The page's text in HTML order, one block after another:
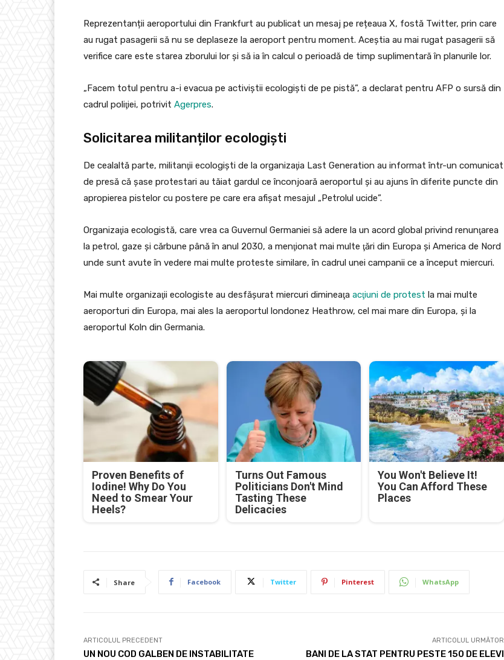
Reprezentanții aeroportului din Frankfurt au publicat un mesaj pe rețeaua X, fostă Twitter, prin care
au rugat pasagerii să nu se deplaseze la aeroport pentru moment. Aceștia au mai rugat pasagerii să
verifice care este starea zborului lor şi să ia în calcul o perioadă de timp suplimentară în planurile lor.
„Facem totul pentru a-i evacua pe activiştii ecologişti de pe pistă”, a declarat pentru AFP o sursă din
cadrul poliţiei, potrivit Agerpres.
Solicitarea militanților ecologiști
De cealaltă parte, militanţii ecologişti de la organizaţia Last Generation au informat într-un comunicat
de presă că şase protestari au tăiat gardul ce înconjoară aeroportul şi au ajuns în diferite puncte din
apropierea pistelor cu postere pe care era afişat mesajul „Petrolul ucide”.
Organizaţia ecologistă, care vrea ca Guvernul Germaniei să adere la un acord global privind renunţarea
la petrol, gaze şi cărbune până în anul 2030, a menţionat mai multe ţări din Europa şi America de Nord
unde sunt avute în vedere mai multe proteste similare, în cadrul unei campanii ce a început miercuri.
Mai multe organizaţii ecologiste au desfășurat miercuri dimineaţa acţiuni de protest la mai multe
aeroporturi din Europa, mai ales la aeroportul londonez Heathrow, cel mai mare din Europa, şi la
aeroportul Koln din Germania.
Proven Benefits of
Iodine! Why Do You
Need to Smear Your
Heels?
Turns Out Famous
Politicians Don't Mind
Tasting These
Delicacies
You Won't Believe It!
You Can Afford These
Places
Share Facebook Twitter Pinterest WhatsApp
ARTICOLUL PRECEDENT
UN NOU COD GALBEN DE INSTABILITATE
ARTICOLUL URMĂTOR
BANI DE LA STAT PENTRU PESTE 150 DE ELEVI